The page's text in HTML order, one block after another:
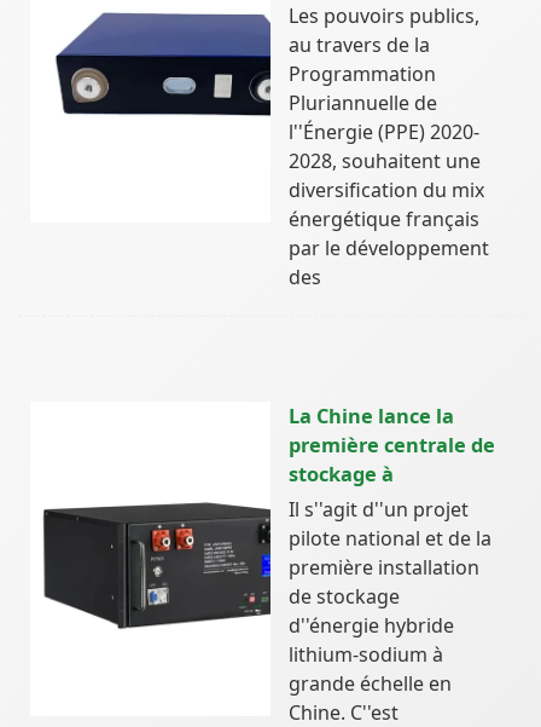
Les pouvoirs publics,
au travers de la
Programmation
Pluriannuelle de
l''Énergie (PPE) 2020-
2028, souhaitent une
diversification du mix
énergétique français
par le développement
des
La Chine lance la
première centrale de
stockage à
Il s''agit d''un projet
pilote national et de la
première installation
de stockage
d''énergie hybride
lithium-sodium à
grande échelle en
Chine. C''est